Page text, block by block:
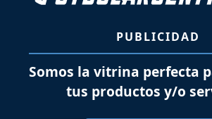
PUBLICIDAD
Somos la vitrina perfecta
tus productos y/o